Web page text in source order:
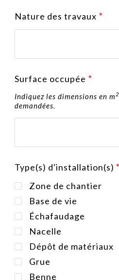
Nature des travaux *
Surface occupée *
Indiquez les dimensions en m 2
demandées.
Type(s) d'installation(s)
Zone de chantier
Base de vie
Échafaudage
Nacelle
Dépôt de matériaux
Grue
Benne